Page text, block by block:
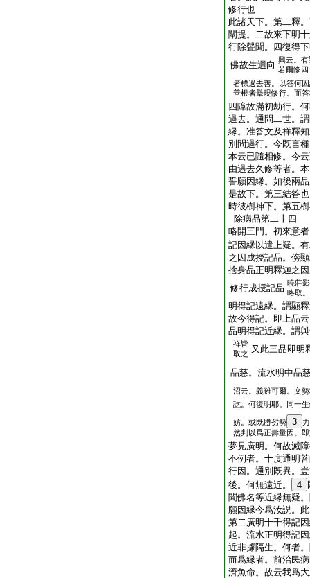
修行也
此諸天下。第二釋
闡提。二故來下明
行除聲聞。四復得
佛故生迴向 興云。
若爾修
者標過去善。以答何
善根者擧現修行。而
四障故滿初劫行。
過去。通問二世。
縁。准答文及祥釋
別問過行。今既言
本云已隨相修。今
由過去久修等者。
誓願因縁。如後兩
是故下。第三結答也
時彼樹神下。第五
除病品第二十四
略開三門。初來意
記因縁以遣上疑。
之因成授記品。傍
捨身品正明釋迦之
修行成授記品 曉莊
略取
明得記遠縁。謂顯
故今得記。即上品
品明得記近縁。謂
祥皆
取之 又此三品即明
品慈。流水明中品
沼云。義雖可爾。文
訖。何復明耶。同一
妨。或既勝劣勢 3
然判以爲正壽量因。
夢見廣明。何故滅
不例者。十度通明
行因。通別既異。
後。何無遠近。
4
聞佛名等近縁無疑
願因縁今爲汝説。
第二廣明十千得記
起。流水正明得記
近非據隔生。何者
而爲縁者。前治民
濟魚命。故云我爲